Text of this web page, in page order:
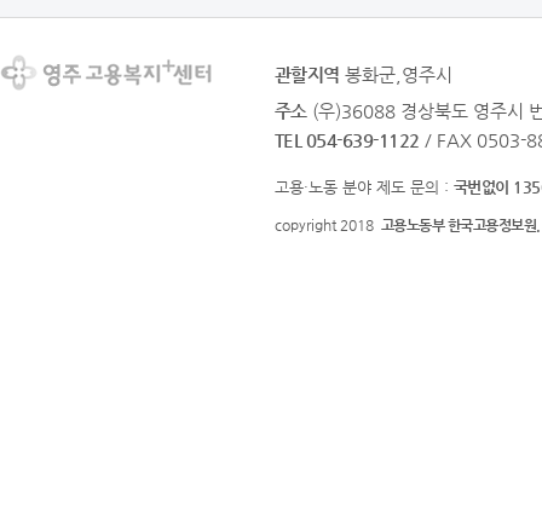
관할지역 봉화군,영주시
주소 (우)36088 경상북도 영주시
TEL 054-639-1122 / FAX 0503-
고용·노동 분야 제도 문의 : 국번없이
copyright 2018 고용노동부 한국고용정보원.